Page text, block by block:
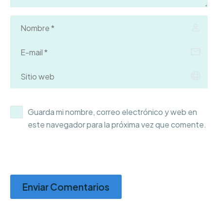
Guarda mi nombre, correo electrónico y web en
este navegador para la próxima vez que comente.
Enviar Comentarios